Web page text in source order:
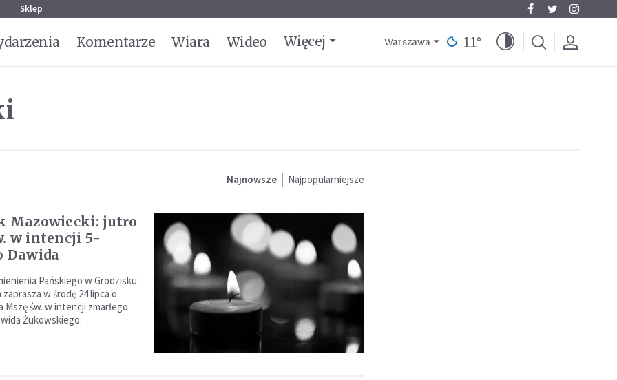
Sklep
Komentarze Wiara Wideo Więcej Warszawa 11°
Najnowsze Najpopularniejsze
Mazowiecki: jutro
w intencji 5-
Dawida
Pańskiego w Grodzisku
w środę 24 lipca o
Mszę św. w intencji zmarłego
Żukowskiego.